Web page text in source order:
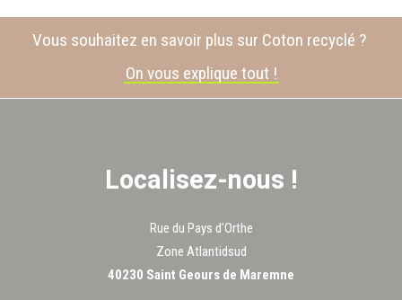
Vous souhaitez en savoir plus sur Coton recyclé ?
On vous explique tout !
Localisez-nous !
Rue du Pays d'Orthe
Zone Atlantidsud
40230 Saint Geours de Maremne